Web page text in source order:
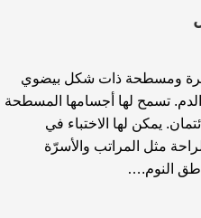
ومسطحة ذات شكل بيضوي
الدم. تسمح لها أجسامها المسطحة
يمكن لها الاختباء في
مثل المراتب والأسرّة
النوم.…